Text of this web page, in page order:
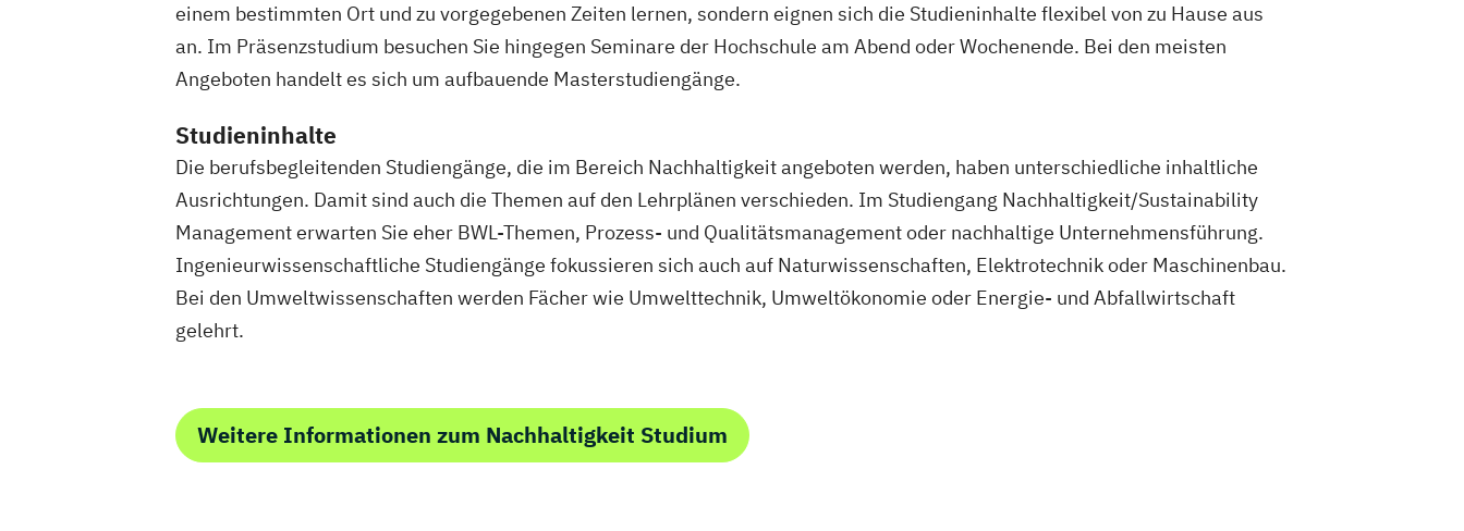
einem bestimmten Ort und zu vorgegebenen Zeiten lernen, sondern eignen sich die Studieninhalte flexibel von zu Hause aus
an. Im Präsenzstudium besuchen Sie hingegen Seminare der Hochschule am Abend oder Wochenende. Bei den meisten
Angeboten handelt es sich um aufbauende Masterstudiengänge.
Studieninhalte
Die berufsbegleitenden Studiengänge, die im Bereich Nachhaltigkeit angeboten werden, haben unterschiedliche inhaltliche
Ausrichtungen. Damit sind auch die Themen auf den Lehrplänen verschieden. Im Studiengang Nachhaltigkeit/Sustainability
Management erwarten Sie eher BWL-Themen, Prozess- und Qualitätsmanagement oder nachhaltige Unternehmensführung.
Ingenieurwissenschaftliche Studiengänge fokussieren sich auch auf Naturwissenschaften, Elektrotechnik oder Maschinenbau.
Bei den Umweltwissenschaften werden Fächer wie Umwelttechnik, Umweltökonomie oder Energie- und Abfallwirtschaft
gelehrt.
Weitere Informationen zum Nachhaltigkeit Studium